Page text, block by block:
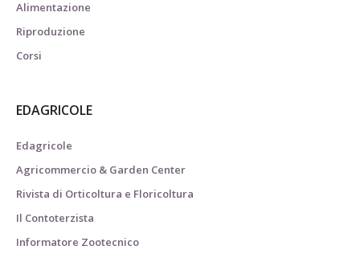
Alimentazione
Riproduzione
Corsi
EDAGRICOLE
Edagricole
Agricommercio & Garden Center
Rivista di Orticoltura e Floricoltura
Il Contoterzista
Informatore Zootecnico